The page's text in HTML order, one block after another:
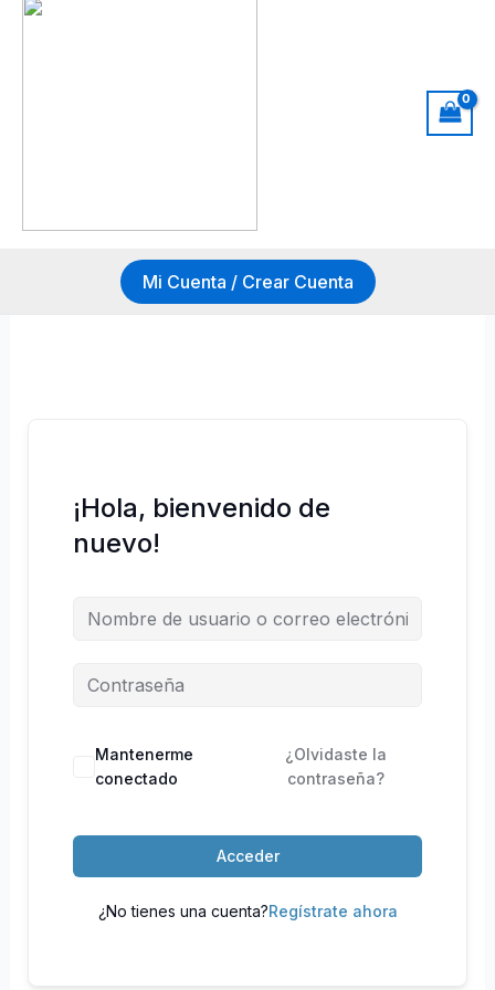
Mi Cuenta / Crear Cuenta
¡Hola, bienvenido de
nuevo!
Mantenerme
conectado
¿Olvidaste la
contraseña?
Acceder
¿No tienes una cuenta?Regístrate ahora